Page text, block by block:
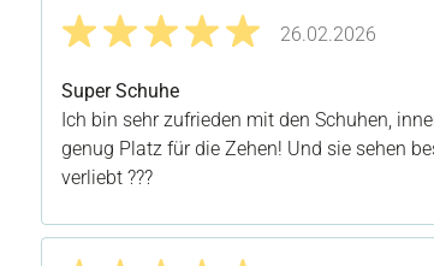
26.02.2026
Super Schuhe
Ich bin sehr zufrieden mit den Schuhen,
genug Platz für die Zehen! Und sie sehen
verliebt ???